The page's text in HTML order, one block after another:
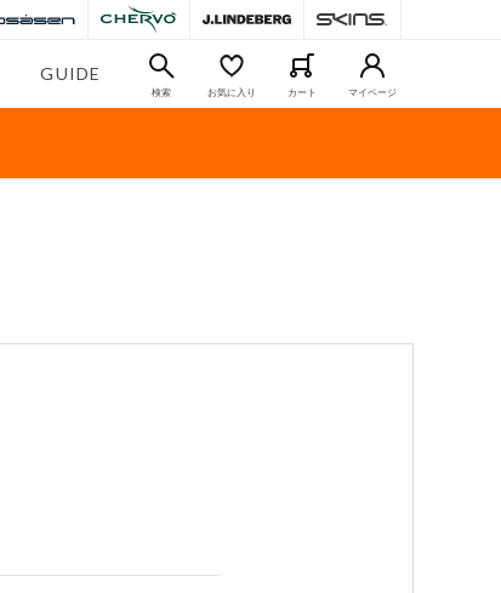
GUIDE
検索 お気に入り カート マイページ